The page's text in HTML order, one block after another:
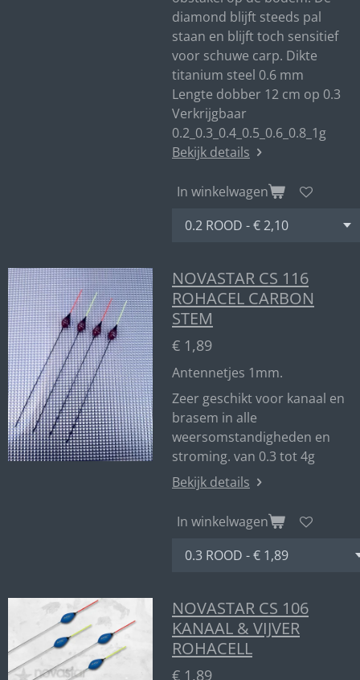
diamond blijft steeds pal
staan en blijft toch sensitief
voor schuwe carp. Dikte
titanium steel 0.6 mm
Lengte dobber 12 cm op 0.3
Verkrijgbaar
0.2_0.3_0.4_0.5_0.6_0.8_1g
Bekijk details
In winkelwagen
NOVASTAR CS 116
ROHACEL CARBON
STEM
€ 1,89
Antennetjes 1mm.
Zeer geschikt voor kanaal en
brasem in alle
weersomstandigheden en
stroming. van 0.3 tot 4g
Bekijk details
In winkelwagen
NOVASTAR CS 106
KANAAL & VIJVER
ROHACELL
€ 1,89